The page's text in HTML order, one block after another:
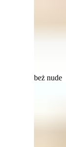
beż nude